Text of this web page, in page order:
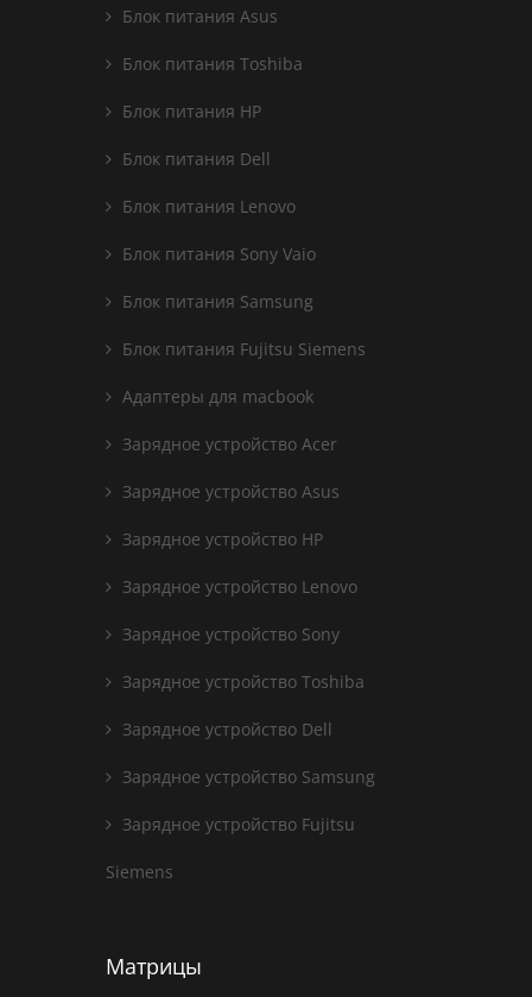
Блок питания Asus
Блок питания Toshiba
Блок питания HP
Блок питания Dell
Блок питания Lenovo
Блок питания Sony Vaio
Блок питания Samsung
Блок питания Fujitsu Siemens
Адаптеры для macbook
Зарядное устройство Acer
Зарядное устройство Asus
Зарядное устройство HP
Зарядное устройство Lenovo
Зарядное устройство Sony
Зарядное устройство Toshiba
Зарядное устройство Dell
Зарядное устройство Samsung
Зарядное устройство Fujitsu
Siemens
Матрицы